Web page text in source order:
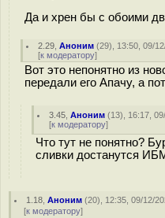
Да и хрен бы с обоими
2.29 ,Аноним (29), 13:50, 09/
[к модератору]
Вот это непонятно из
передали его Апачу, а
3.45 ,Аноним (13), 16:17,
[к модератору]
Что тут не понятно?
сливки достанутся
1.18 ,Аноним (20), 12:35, 09/12/
[к модератору]